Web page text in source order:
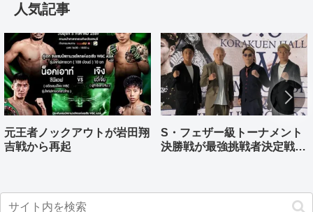
人気記事
元王者ノックアウトが岩田翔
吉戦から再起
S・フェザー級トーナメント
決勝戦が最強挑戦者決定戦兼